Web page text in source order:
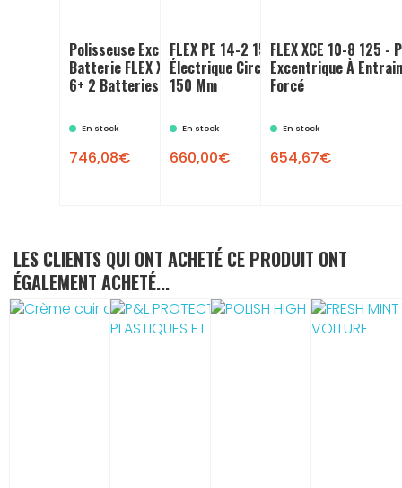
Polisseuse Excentrique Libre À
Batterie FLEX XFE 15 150 18.0-EC
6+ 2 Batteries
En stock
746,08€
FLEX PE 14-2 150 Polisseuse
Électrique Circulaire - Plateau
150 Mm
En stock
660,00€
FLEX XCE 10-8 125 -
Excentrique À
Forcé
En stock
654,67€
LES CLIENTS QUI ONT ACHETÉ CE PRODUIT ONT
ÉGALEMENT ACHETÉ...